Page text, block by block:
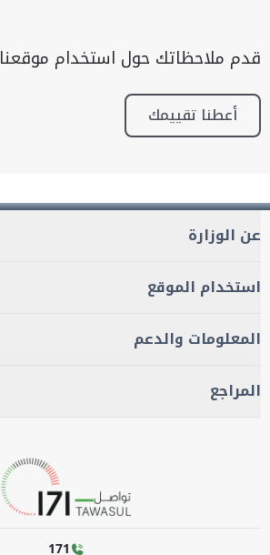
قدم ملاحظاتك حول استخدام موقعنا
أعطنا تقييمك
عن الوزارة
استخدام الموقع
المعلومات والدعم
المراجع
171